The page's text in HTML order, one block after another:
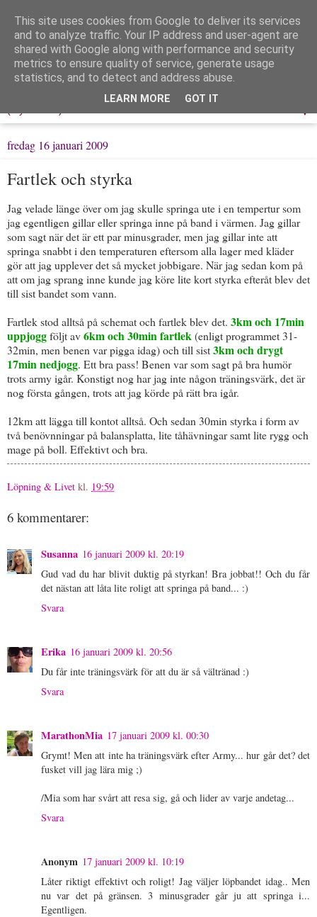
Löpning & Livet
Mitt liv, mina tankar & min träning
▼
fredag 16 januari 2009
Fartlek och styrka
Jag velade länge över om jag skulle springa ute i en tempertur som
jag egentligen gillar eller springa inne på band i värmen. Jag gillar
som sagt när det är ett par minusgrader, men jag gillar inte att
springa snabbt i den temperaturen eftersom alla lager med kläder
gör att jag upplever det så mycket jobbigare. När jag sedan kom på
att om jag sprang inne kunde jag köre lite kort styrka efteråt blev det
till sist bandet som vann.
Fartlek stod alltså på schemat och fartlek blev det. 3km och 17min
uppjoggföljt av6km och 30min fartlek(enligt programmet 31-
32min, men benen var pigga idag) och till sist3km och drygt
17min nedjogg. Ett bra pass! Benen var som sagt på bra humör
trots army igår. Konstigt nog har jag inte någon träningsvärk, det är
nog första gången, trots att jag körde på rätt bra igår.
12km att lägga till kontot alltså. Och sedan 30min styrka i form av
två benövnningar på balansplatta, lite tåhävningar samt lite rygg och
mage på boll. Effektivt och bra.
Löpning & Livet kl. 19:59
6 kommentarer:
Susanna 16 januari 2009 kl. 20:19
Gud vad du har blivit duktig på styrkan! Bra jobbat!! Och du får
det nästan att låta lite roligt att springa på band... :)
Svara
Erika 16 januari 2009 kl. 20:56
Du får inte träningsvärk för att du är så vältränad :)
Svara
MarathonMia 17 januari 2009 kl. 00:30
Grymt! Men att inte ha träningsvärk efter Army... hur går det? det
fusket vill jag lära mig ;)
/Mia som har svårt att resa sig, gå och lider av varje andetag...
Svara
Anonym 17 januari 2009 kl. 10:19
Låter riktigt effektivt och roligt! Jag väljer löpbandet idag.. Men
nu var det på gränsen. 3 minusgrader går ju att springa i...
Egentligen.
This site uses cookies from Google to deliver its services
and to analyze traffic. Your IP address and user-agent are
shared with Google along with performance and security
metrics to ensure quality of service, generate usage
statistics, and to detect and address abuse.
LEARN MORE GOT IT